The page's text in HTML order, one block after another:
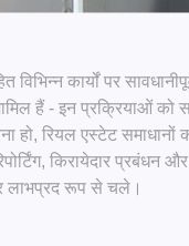
कार्यों पर
हैं - इन प्रक्रियाओं को
हो, रियल एस्टेट
किरायेदार प्रबंधन और
लाभप्रद रूप से चले।